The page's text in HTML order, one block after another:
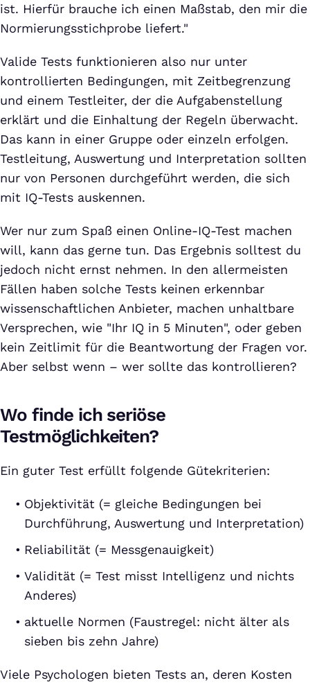
ist. Hierfür brauche ich einen Maßstab, den mir die
Normierungsstichprobe liefert."
Valide Tests funktionieren also nur unter
kontrollierten Bedingungen, mit Zeitbegrenzung
und einem Testleiter, der die Aufgabenstellung
erklärt und die Einhaltung der Regeln überwacht.
Das kann in einer Gruppe oder einzeln erfolgen.
Testleitung, Auswertung und Interpretation sollten
nur von Personen durchgeführt werden, die sich
mit IQ-Tests auskennen.
Wer nur zum Spaß einen Online-IQ-Test machen
will, kann das gerne tun. Das Ergebnis solltest du
jedoch nicht ernst nehmen. In den allermeisten
Fällen haben solche Tests keinen erkennbar
wissenschaftlichen Anbieter, machen unhaltbare
Versprechen, wie "Ihr IQ in 5 Minuten", oder geben
kein Zeitlimit für die Beantwortung der Fragen vor.
Aber selbst wenn – wer sollte das kontrollieren?
Wo finde ich seriöse
Testmöglichkeiten?
Ein guter Test erfüllt folgende Gütekriterien:
Objektivität (= gleiche Bedingungen bei
Durchführung, Auswertung und Interpretation)
Reliabilität (= Messgenauigkeit)
Validität (= Test misst Intelligenz und nichts
Anderes)
aktuelle Normen (Faustregel: nicht älter als
sieben bis zehn Jahre)
Viele Psychologen bieten Tests an, deren Kosten